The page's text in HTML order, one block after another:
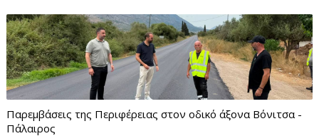
Παρεμβάσεις της Περιφέρειας στον οδικό άξονα Βόνιτσα -
Πάλαιρος